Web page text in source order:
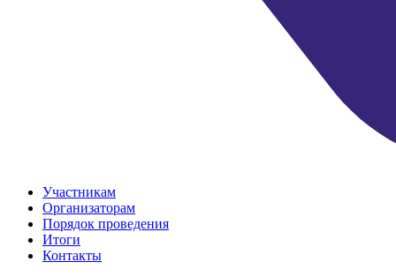
Участникам
Организаторам
Порядок проведения
Итоги
Контакты